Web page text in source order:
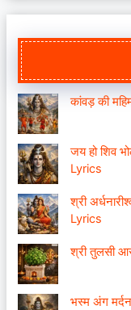
कांवड़ की
जय हो शिव
Lyrics
श्री
Lyrics
श्री तुलसी
भस्म अंग